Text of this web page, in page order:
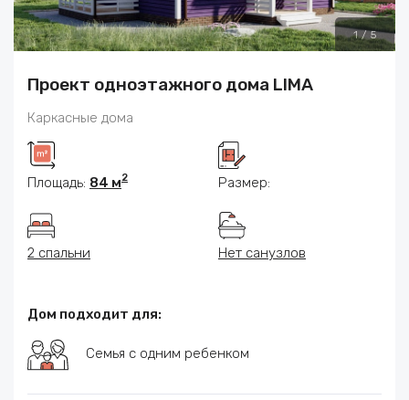
1 / 5
Проект одноэтажного дома LIMA
Каркасные дома
Площадь: 84 м2 Размер:
2 спальни Нет санузлов
Дом подходит для:
Семья с одним ребенком